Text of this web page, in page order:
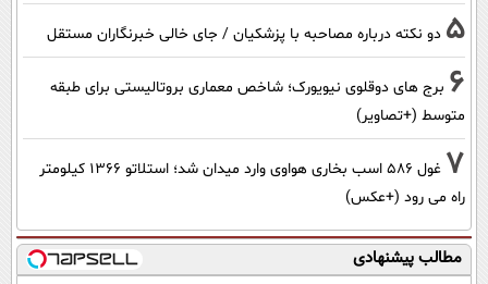
5 دو نکته درباره مصاحبه با پزشکیان / جای خالی خبرنگاران مستقل
6 برج های دوقلوی نیویورک؛ شاخص معماری بروتالیستی برای طبقه
متوسط (+تصاویر)
7
غول 586 اسب بخاری هواوی وارد میدان شد؛ استلاتو 1366 کیلومتر
راه می رود (+عکس)
مطالب پیشنهادی